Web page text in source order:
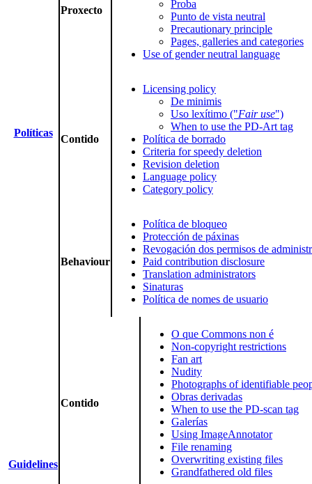
Políticas
Proxecto
Proba
Punto de vista neutral
Precautionary principle
Pages, galleries and categories
Use of gender neutral language
Contido
Licensing policy
De minimis
Uso lexítimo ("Fair use")
When to use the PD-Art tag
Política de borrado
Criteria for speedy deletion
Revision deletion
Language policy
Category policy
Behaviour
Política de bloqueo
Protección de páxinas
Revogación dos permisos de
Paid contribution disclosure
Translation administrators
Sinaturas
Política de nomes de usuario
Guidelines
Contido
O que Commons non é
Non-copyright restrictions
Fan art
Nudity
Photographs of identifiable
Obras derivadas
When to use the PD-scan tag
Galerías
Using ImageAnnotator
File renaming
Overwriting existing files
Grandfathered old files